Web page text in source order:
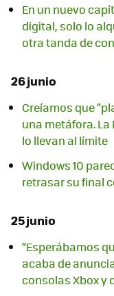
En un nuevo
digital, solo lo
otra tanda de
26 junio
Creíamos que
una metáfora.
lo llevan al límite
Windows 10
retrasar su final
25 junio
“Esperábamos
acaba de
consolas Xbox y